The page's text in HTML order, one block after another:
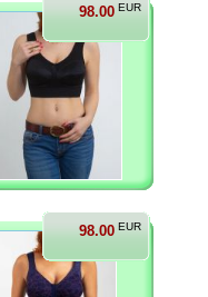
98.00 EUR
98.00 EUR